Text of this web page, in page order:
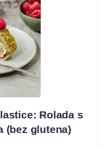
Rolada s
(bez glutena)